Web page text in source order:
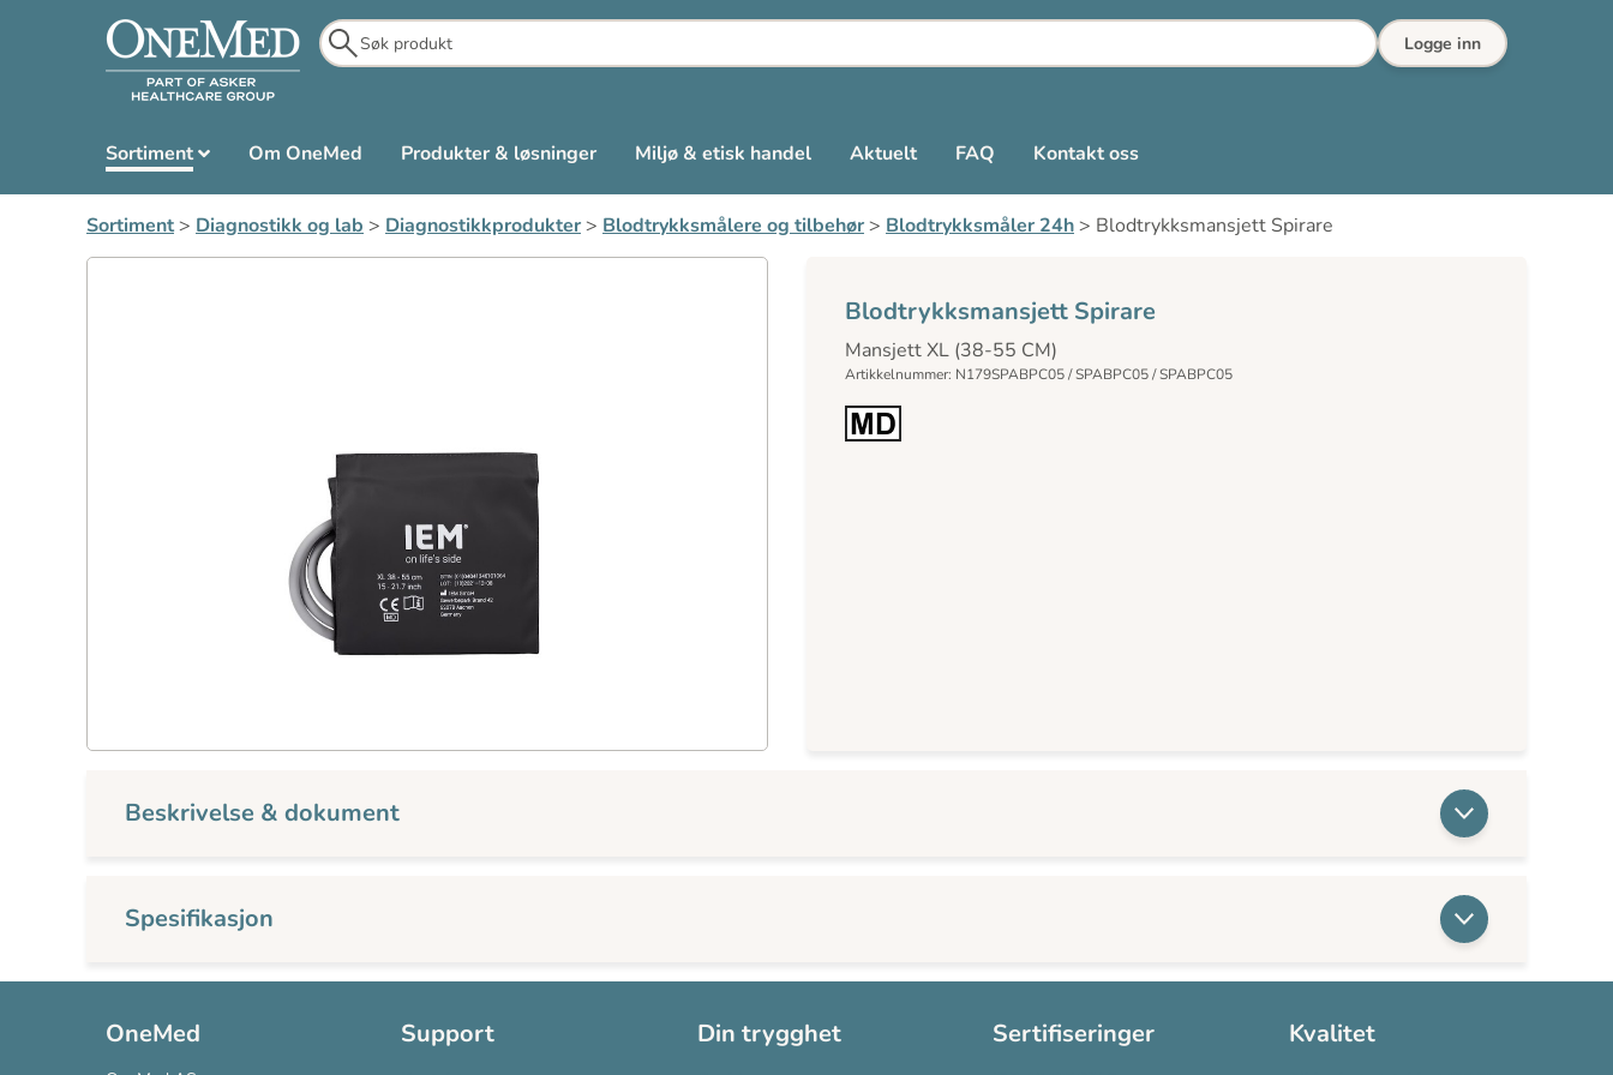
Logge inn
Sortiment Om OneMed Produkter & løsninger Miljø & etisk handel Aktuelt FAQ Kontakt oss
Sortiment> Diagnostikk og lab > Diagnostikkprodukter> Blodtrykksmålere og tilbehør> Blodtrykksmåler 24h> Blodtrykksmansjett Spirare
Blodtrykksmansjett Spirare
Mansjett XL (38-55 CM)
Artikkelnummer: N179SPABPC05 / SPABPC05 / SPABPC05
Beskrivelse & dokument
Spesifikasjon
OneMed Support Din trygghet Sertifiseringer Kvalitet